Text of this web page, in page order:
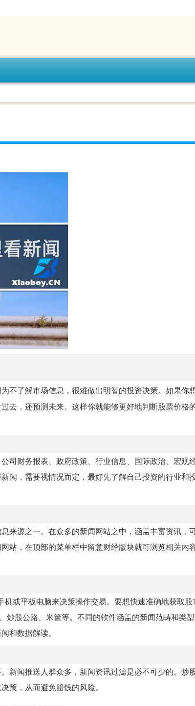
不了解市场信息，很难做出明智的投资决策。如果你
去，还预测未来。这样你就能够更好地判断股票价格
司财务报表、政府政策、行业信息、国际政治、宏观
闻，需要视情况而定，最好先了解自己投资的行业和
来源之一。在众多的新闻网站之中，涵盖丰富资讯，
站，在顶部的菜单栏中留意财经版块就可浏览相关内
或平板电脑来决策操作交易。要想快速准确地获取
股公路、米筐等。不同的软件涵盖的新闻范畴和类
和数据解读。
新闻推送人群众多，新闻资讯过滤是必不可少的。炒
策，从而避免赔钱的风险。